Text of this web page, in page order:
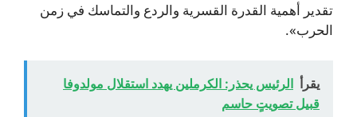
تقدير أهمية القدرة القسرية والردع والتماسك في زمن
الحرب».
يقرأ الرئيس يحذر: الكرملين يهدد استقلال مولدوفا
قبيل تصويتٍ حاسم